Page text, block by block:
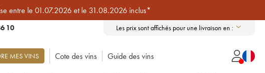
entre le 01.07.2026 et le 31.08.2026 inclus*
10 Les prix sont affichés pour une livraison en :
MES VINS Cote des vins Guide des vins